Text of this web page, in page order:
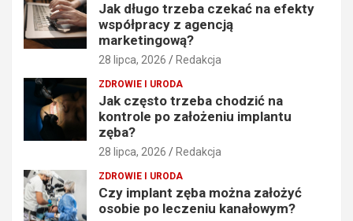
Jak długo trzeba czekać na efekty
współpracy z agencją
marketingową?
28 lipca, 2026 Redakcja
ZDROWIE I URODA
Jak często trzeba chodzić na
kontrole po założeniu implantu
zęba?
28 lipca, 2026 Redakcja
ZDROWIE I URODA
Czy implant zęba można założyć
osobie po leczeniu kanałowym?